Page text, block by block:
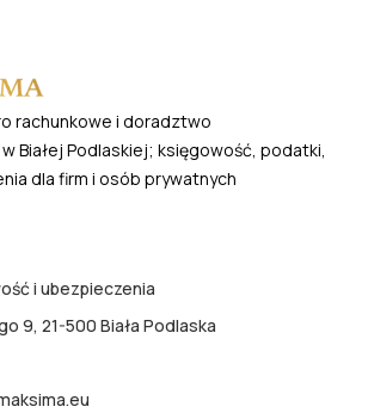
rachunkowe i doradztwo
Białej Podlaskiej; księgowość, podatki,
dla firm i osób prywatnych
i ubezpieczenia
9, 21-500 Biała Podlaska